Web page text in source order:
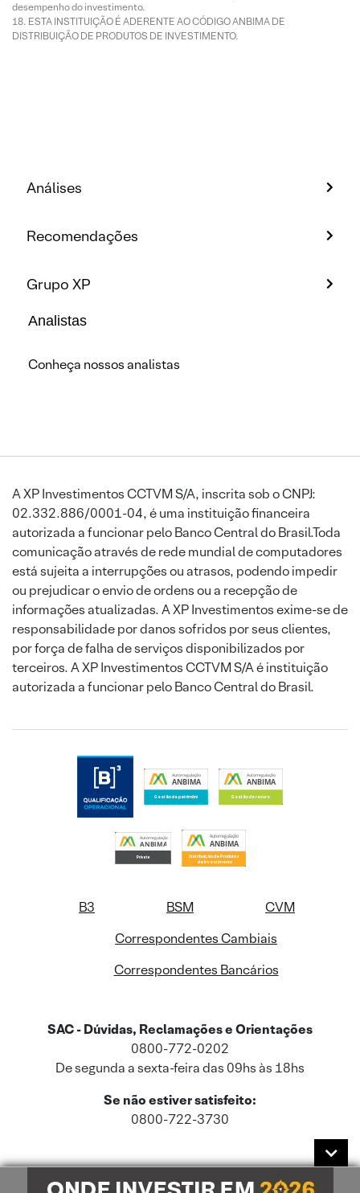
desempenho do investimento.
ESTA INSTITUIÇÃO É ADERENTE AO CÓDIGO ANBIMA DE
DISTRIBUIÇÃO DE PRODUTOS DE INVESTIMENTO.
Análises
Recomendações
Grupo XP
Analistas
Conheça nossos analistas
A XP Investimentos CCTVM S/A, inscrita sob o CNPJ:
02.332.886/0001-04, é uma instituição financeira
autorizada a funcionar pelo Banco Central do Brasil.Toda
comunicação através de rede mundial de computadores
está sujeita a interrupções ou atrasos, podendo impedir
ou prejudicar o envio de ordens ou a recepção de
informações atualizadas. A XP Investimentos exime-se de
responsabilidade por danos sofridos por seus clientes,
por força de falha de serviços disponibilizados por
terceiros. A XP Investimentos CCTVM S/A é instituição
autorizada a funcionar pelo Banco Central do Brasil.
B3 BSM
CVM
Correspondentes Cambiais
Correspondentes Bancários
SAC - Dúvidas, Reclamações e Orientações
0800-772-0202
De segunda a sexta-feira das 09hs às 18hs
Se não estiver satisfeito:
0800-722-3730
Este site usa cookies e dados pessoais de acordo com a nossaPolítica de